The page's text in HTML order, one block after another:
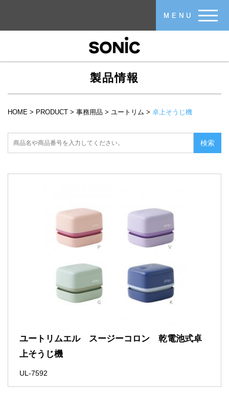
MENU
製品情報
HOME > PRODUCT > 事務用品 > ユートリム > 卓上そうじ機
ユートリムエル スージーコロン 乾電池式卓
上そうじ機
UL-7592